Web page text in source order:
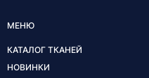
МЕНЮ
КАТАЛОГ ТКАНЕЙ
НОВИНКИ